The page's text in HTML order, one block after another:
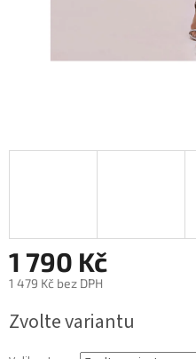
1 790 Kč
1 479 Kč bez DPH
cena:
Zvolte variantu